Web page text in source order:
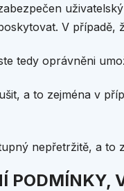
V
tedy oprávněni
a to zejména v
nepřetržitě, a
PODMÍNKY,